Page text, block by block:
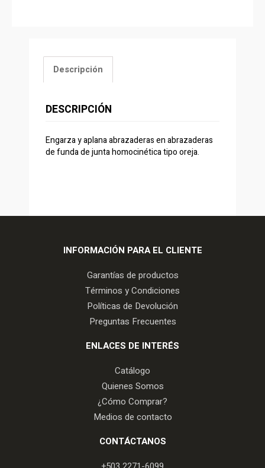
Descripción
DESCRIPCIÓN
Engarza y ​​aplana abrazaderas en abrazaderas
de funda de junta homocinética tipo oreja.
INFORMACIÓN PARA EL CLIENTE
Garantías de productos
Términos y Condiciones
Políticas de Devolución
Preguntas Frecuentes
ENLACES DE INTERÉS
Catálogo
Quienes Somos
¿Cómo Comprar?
Medios de contacto
CONTÁCTANOS